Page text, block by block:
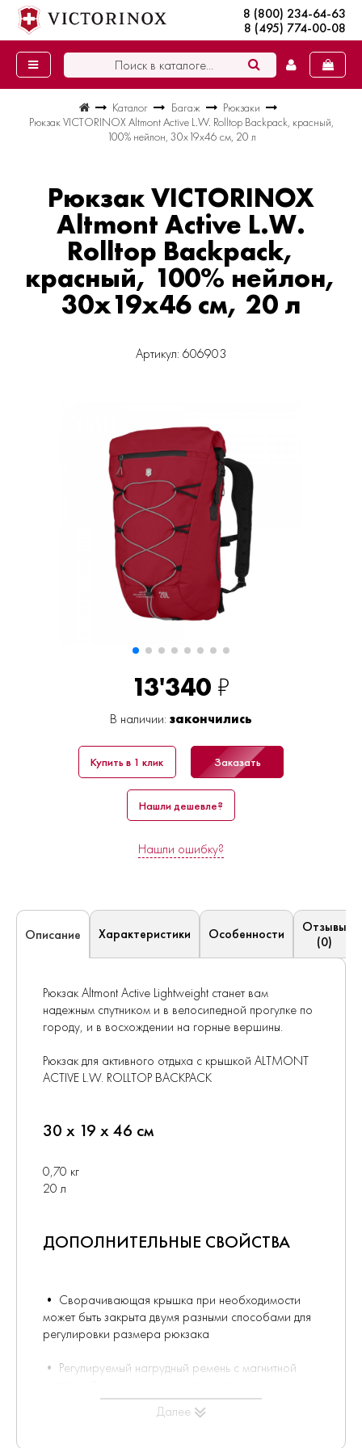
8 (800) 234-64-63
8 (495) 774-00-08
Каталог Багаж
Рюкзаки
Рюкзак VICTORINOX Altmont Active L.W. Rolltop Backpack, красный,
100% нейлон, 30x19x46 см, 20 л
Рюкзак VICTORINOX
Altmont Active L.W.
Rolltop Backpack,
красный, 100% нейлон,
30x19x46 см, 20 л
Артикул: 606903
13'340 ₽
В наличии: закончились
Купить в 1 клик Заказать
Нашли дешевле?
Нашли ошибку?
Описание Характеристики Особенности
Отзывы
(0)
Рюкзак Altmont Active Lightweight станет вам
надежным спутником и в велосипедной прогулке по
городу, и в восхождении на горные вершины.
Рюкзак для активного отдыха с крышкой ALTMONT
ACTIVE L.W. ROLLTOP BACKPACK
30 x 19 x 46 см
0,70 кг
20 л
ДОПОЛНИТЕЛЬНЫЕ СВОЙСТВА
• Сворачивающая крышка при необходимости
может быть закрыта двумя разными способами для
регулировки размера рюкзака
• Регулируемый нагрудный ремень с магнитной
• Разработан с учётом возможности крепления
Далее